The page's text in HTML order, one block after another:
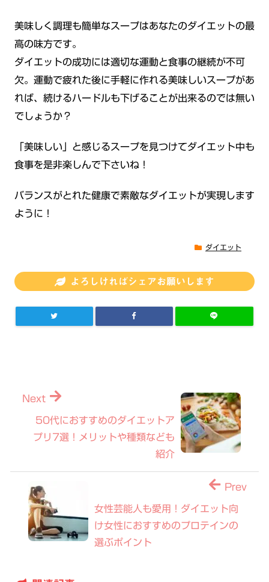
美味しく調理も簡単なスープはあなたのダイエットの最
高の味方です。
ダイエットの成功には適切な運動と食事の継続が不可
欠。運動で疲れた後に手軽に作れる美味しいスープがあ
れば、続けるハードルも下げることが出来るのでは無い
でしょうか？
「美味しい」と感じるスープを見つけてダイエット中も
食事を是非楽しんで下さいね！
バランスがとれた健康で素敵なダイエットが実現します
ように！
ダイエット
よろしければシェアお願いします
50代におすすめのダイエットア
プリ7選！メリットや種類なども
紹介
Next
女性芸能人も愛用！ダイエット向
け女性におすすめのプロテインの
選ぶポイント
Prev